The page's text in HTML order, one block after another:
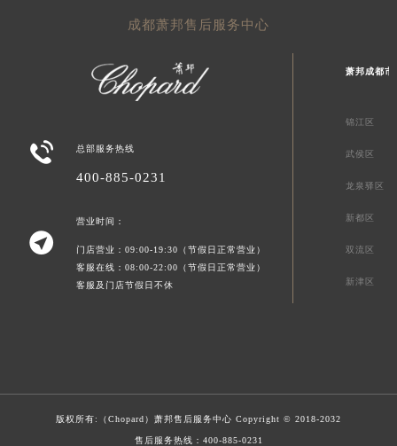
成都萧邦售后服务中心
 总部服务热线
400-885-0231

营业时间：
门店营业：09:00-19:30（节假日正常营业）
客服在线：08:00-22:00（节假日正常营业）
客服及门店节假日不休
萧邦成都市
锦江区
武侯区
龙泉驿区
新都区
双流区
新津区
版权所有:（Chopard） 萧邦售后服务中心 Copyright © 2018-2032
售后服务热线： 400-885-0231